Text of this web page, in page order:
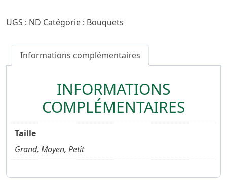
UGS : ND Catégorie : Bouquets
Informations complémentaires
INFORMATIONS
COMPLÉMENTAIRES
Taille
Grand, Moyen, Petit